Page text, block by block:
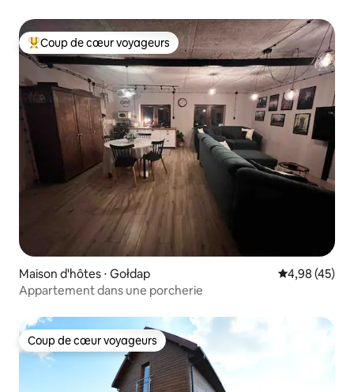
Coups de cœur voyageurs les plus appréciés
Coup de cœur voyageurs
Maison d'hôtes ⋅ Gołdap Évaluation
4,98 (45)
Appartement dans une porcherie
Coup de cœur voyageurs
Coup de cœur voyageurs